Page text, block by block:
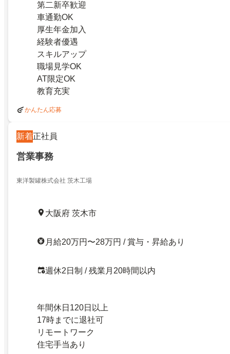
第二新卒歓迎
車通勤OK
厚生年金加入
経験者優遇
スキルアップ
職場見学OK
AT限定OK
教育充実
かんたん応募
新着正社員
営業事務
東洋製罐株式会社 茨木工場
大阪府 茨木市
月給20万円〜28万円 / 賞与・昇給あり
週休2日制 / 残業月20時間以内
年間休日120日以上
17時までに退社可
リモートワーク
住宅手当あり